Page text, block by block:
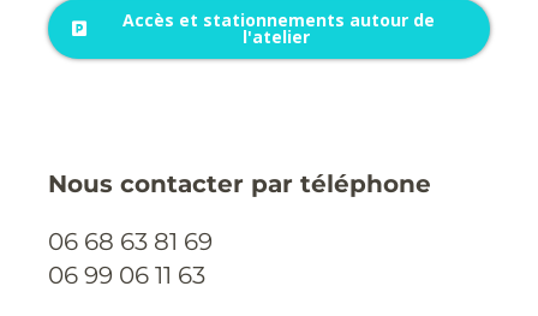
Accès et stationnements autour de
l'atelier
Nous contacter par téléphone
06 68 63 81 69
06 99 06 11 63